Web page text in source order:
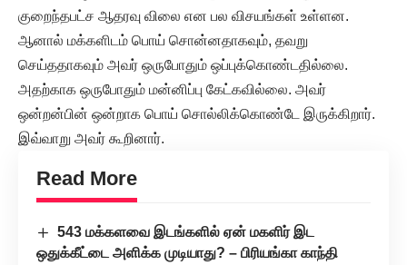
குறைந்தபட்ச ஆதரவு விலை என பல விசயங்கள் உள்ளன.
ஆனால் மக்களிடம் பொய் சொன்னதாகவும், தவறு
செய்ததாகவும் அவர் ஒருபோதும் ஒப்புக்கொண்டதில்லை.
அதற்காக ஒருபோதும் மன்னிப்பு கேட்கவில்லை. அவர்
ஒன்றன்பின் ஒன்றாக பொய் சொல்லிக்கொண்டே இருக்கிறார்.
இவ்வாறு அவர் கூறினார்.
Read More
543 மக்களவை இடங்களில் ஏன் மகளிர் இட
ஒதுக்கீட்டை அளிக்க முடியாது? – பிரியங்கா காந்தி